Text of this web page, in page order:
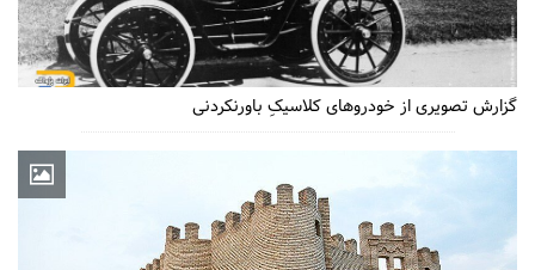
گزارش تصویری از خودروهای کلاسیکِ باورنکردنی